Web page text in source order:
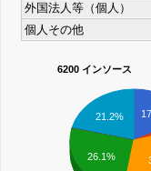
外国法人等（個人）
個人その他
6200 インソース
21.2%
26.1%